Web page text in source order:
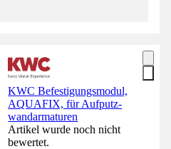
KWC Befestigungsmodul,
AQUAFIX, für Aufputz-
wandarmaturen
Artikel wurde noch nicht
bewertet.